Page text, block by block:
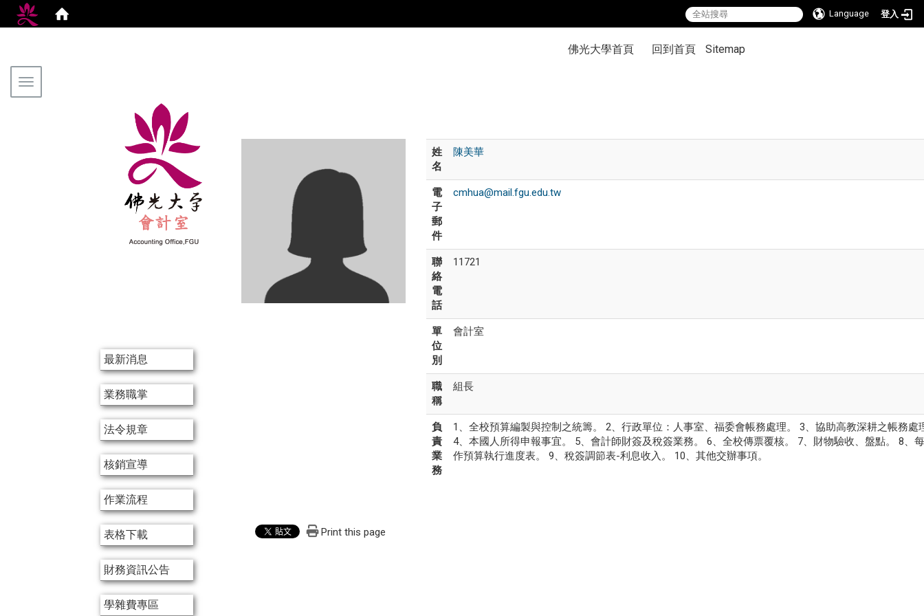
Language 登入
佛光大學首頁 回到首頁 Sitemap
Toggle navigation
最新消息
業務職掌
法令規章
核銷宣導
作業流程
表格下載
財務資訊公告
學雜費專區
姓
名
陳美華
電
子
郵
件
cmhua@mail.fgu.edu.tw
聯
絡
電
話
11721
單
位
別
會計室
職
稱
組長
負
責
業
務
1、全校預算編製與控制之統籌。 2、行政單位：人事室、福委會帳務處理。 3、協助高教深耕之帳務處
4、本國人所得申報事宜。 5、會計師財簽及稅簽業務。 6、全校傳票覆核。 7、財物驗收、盤點。 8、
作預算執行進度表。 9、稅簽調節表-利息收入。 10、其他交辦事項。
Print this page